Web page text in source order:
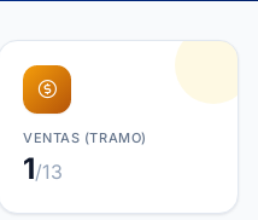
VENTAS (TRAMO)
1/13